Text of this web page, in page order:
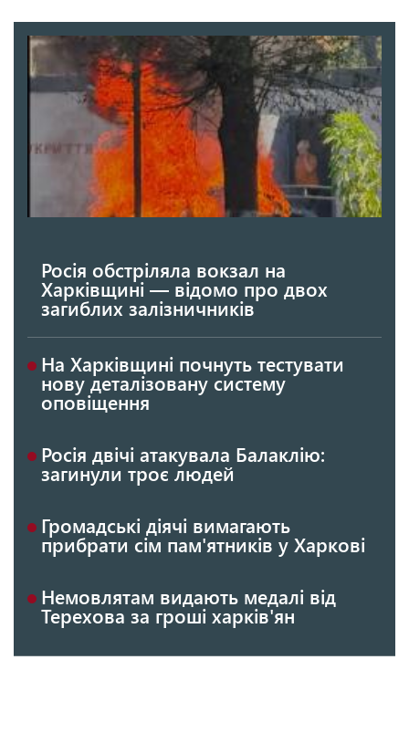
Росія обстріляла вокзал на
Харківщині — відомо про двох
загиблих залізничників
На Харківщині почнуть тестувати
нову деталізовану систему
оповіщення
Росія двічі атакувала Балаклію:
загинули троє людей
Громадські діячі вимагають
прибрати сім пам'ятників у Харкові
Немовлятам видають медалі від
Терехова за гроші харків'ян